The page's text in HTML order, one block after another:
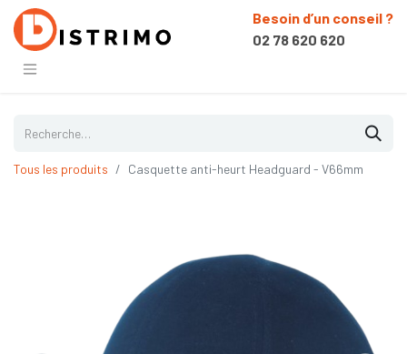
Besoin d’un conseil ?
02 78 620 620
Tous les produits Casquette anti-heurt Headguard - V66mm